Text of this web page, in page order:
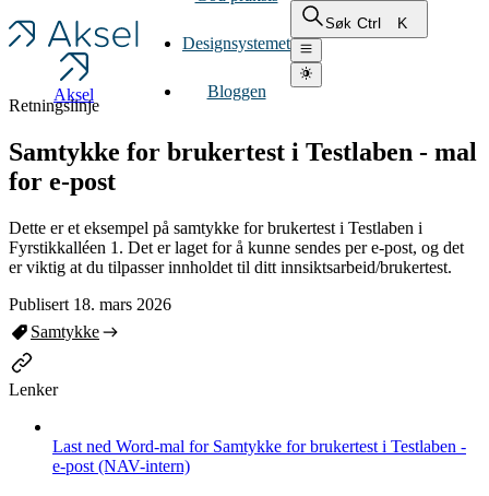
Aksel
Designsystemet
Bloggen
Søk Ctrl K
Retningslinje
Samtykke for brukertest i Testlaben - mal
for e-post
Dette er et eksempel på samtykke for brukertest i Testlaben i
Fyrstikkalléen 1. Det er laget for å kunne sendes per e-post, og det
er viktig at du tilpasser innholdet til ditt innsiktsarbeid/brukertest.
Publisert 18. mars 2026
Samtykke
Lenker
Last ned Word-mal for Samtykke for brukertest i Testlaben -
e-post (NAV-intern)